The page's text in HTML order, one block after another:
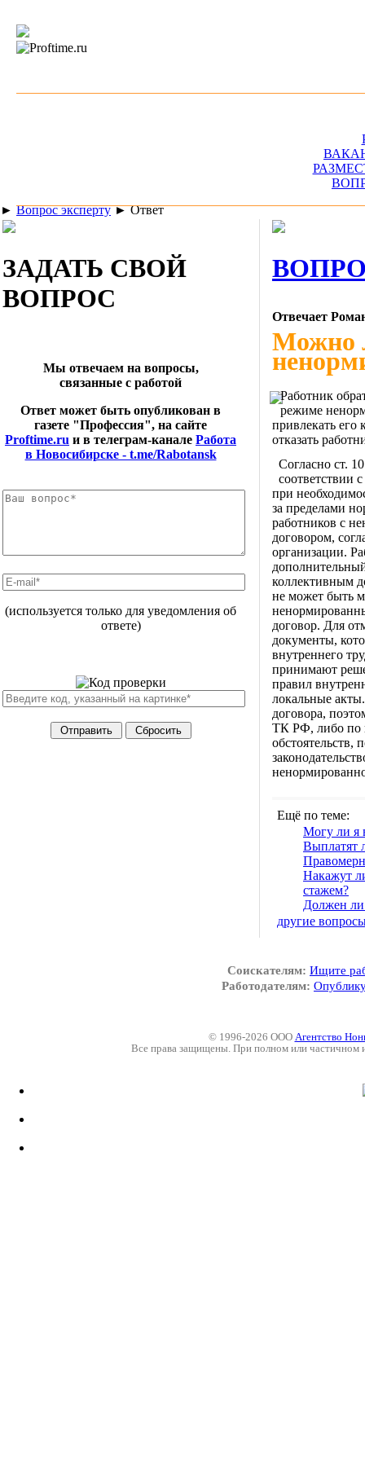
► Вопрос эксперту►Ответ
ЗАДАТЬ СВОЙ
ВОПРОС
Мы отвечаем на вопросы,
связанные с работой
Ответ может быть опубликован в
газете "Профессия", на сайте
Proftime.ru и в телеграм-канале Работа
в Новосибирске - t.me/Rabotansk
(используется только для уведомления об
ответе)
Отвечает
Можно
Работник
режиме
привлекать его
отказать
Согласно ст.
соответствии
при
за пределами
работников с
договором,
организации.
коллективным
не может быть
договор. Для
документы,
внутреннего
принимают
правил
локальные
договора,
ТК РФ, либо по
обстоятельств,
Ещё по теме:
Могу ли я
Выплатят
Накажут
стажем?
Должен ли
другие
Соискателям: Ищите
Работодателям:
© 1996-2026 ООО Агентство
Все права защищены. При полном или частичном